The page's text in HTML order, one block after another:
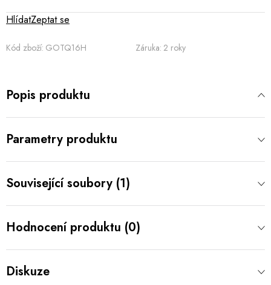
Kód zboží: GOTQ16H Záruka: 2 roky
Zeptat se
Hlídat
Popis produktu
Parametry produktu
Související soubory (1)
Hodnocení produktu (0)
Diskuze